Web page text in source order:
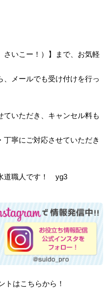
さいこー！）】まで、お気軽
、メールでも受け付けを行っ
ていただき、キャンセル料も
寧にご対応させていただき
道職人です！ yg3
はこちらから！